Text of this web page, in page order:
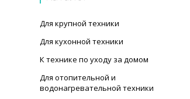
Для крупной техники
Для кухонной техники
К технике по уходу за домом
Для отопительной и
водонагревательной техники